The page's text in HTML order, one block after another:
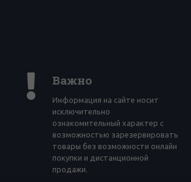
Важно
Информация на сайте носит
исключительно
ознакомительный характер с
возможностью зарезервировать
товары без возможности онлайн
покупки и дистанционной
продажи.